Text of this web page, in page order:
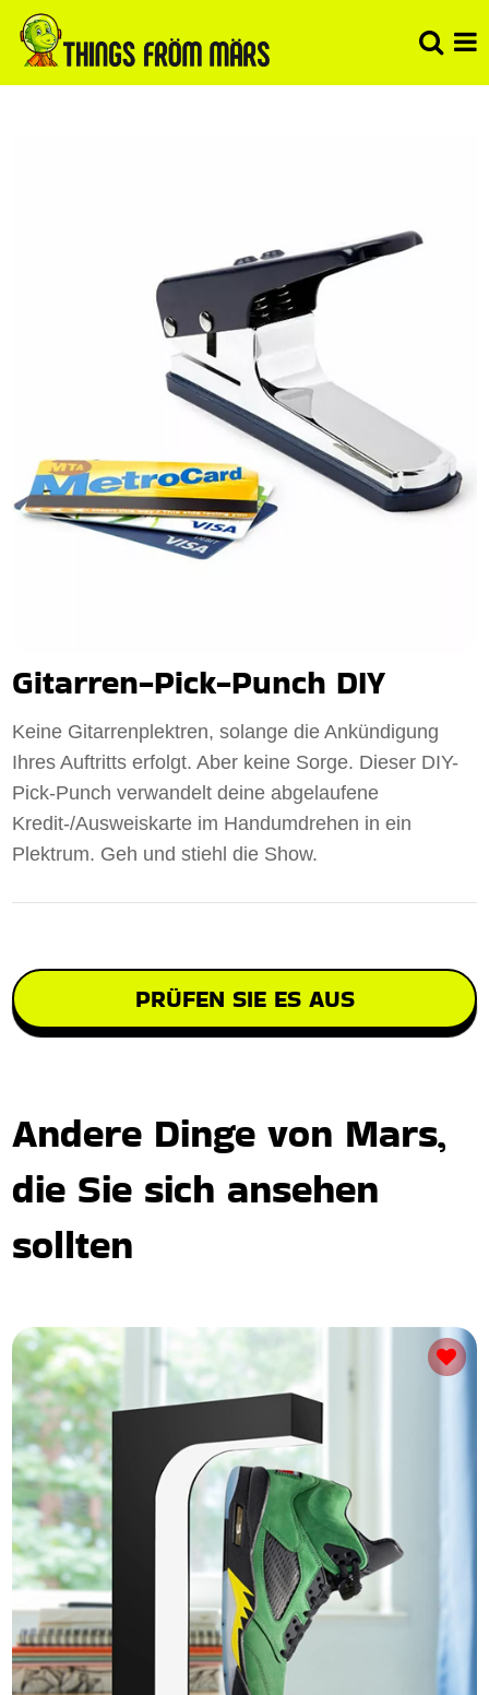
Gitarren-Pick-Punch DIY
Keine Gitarrenplektren, solange die Ankündigung
Ihres Auftritts erfolgt. Aber keine Sorge. Dieser DIY-
Pick-Punch verwandelt deine abgelaufene
Kredit-/Ausweiskarte im Handumdrehen in ein
Plektrum. Geh und stiehl die Show.
PRÜFEN SIE ES AUS
Andere Dinge von Mars,
die Sie sich ansehen
sollten